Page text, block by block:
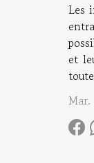
Les
et